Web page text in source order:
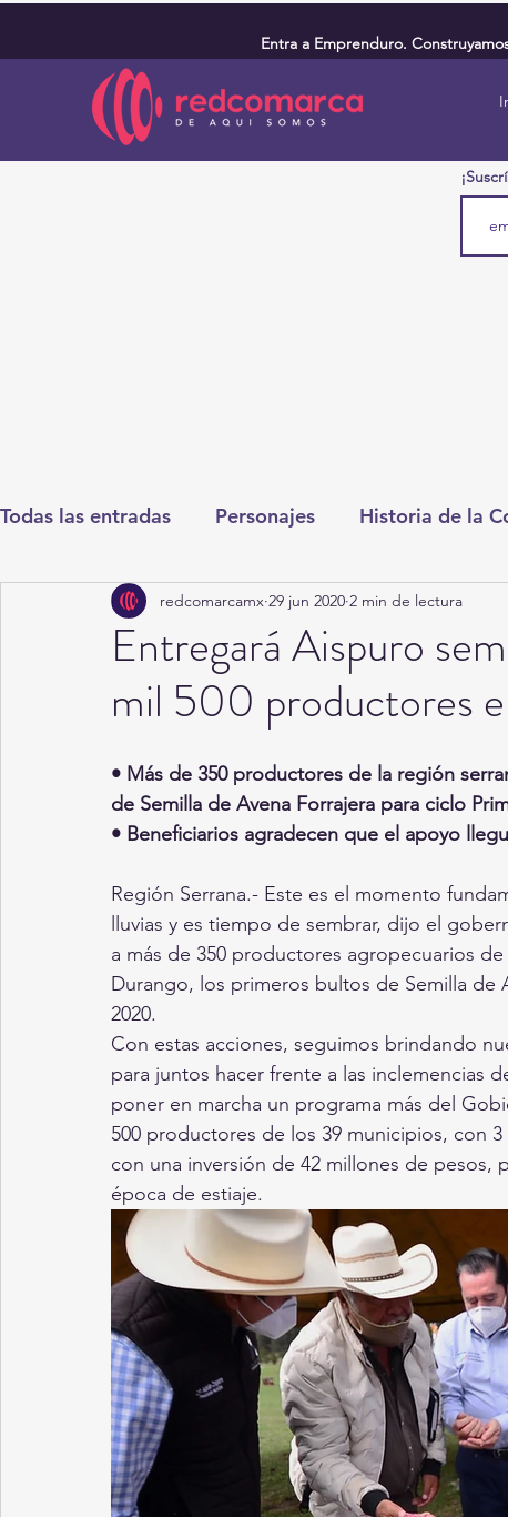
Entra a Emprenduro.
Todas las entradas Personajes Historia de la
Deportes Salud Entretenimiento
Round Cero Columnistas CDMX
Chismes Qué Curioso Gómez Palacio
Santa Aurelia de los Vientos San Pedro
Entregará Aispuro
mil 500 productores
redcomarcamx 29 jun 2020 2 min de lectura
• Más de 350 productores de la región
de Semilla de Avena Forrajera para ciclo
• Beneficiarios agradecen que el apoyo
Región Serrana.- Este es el momento
lluvias y es tiempo de sembrar, dijo el
a más de 350 productores agropecuarios
Durango, los primeros bultos de Semilla de
2020.
Con estas acciones, seguimos brindando
para juntos hacer frente a las inclemencias
poner en marcha un programa más del
500 productores de los 39 municipios, con
con una inversión de 42 millones de pesos,
época de estiaje.